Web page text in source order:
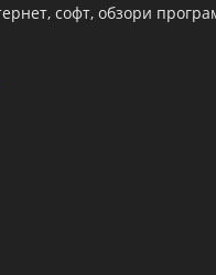
софт, обзори